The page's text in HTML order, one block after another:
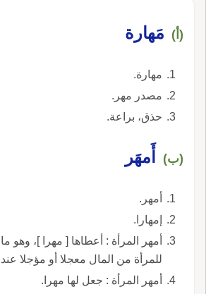
(أ) مَهارة
مهارة.
مصدر مهر.
حذق، براعة.
(ب) أَمهَر
أمهر.
إمهارا.
أمهر المرأة : أعطاها [ مهرا ]، وهو
للمرأة من المال معجلا أو مؤجلا
أمهر المرأة : جعل لها مهرا.